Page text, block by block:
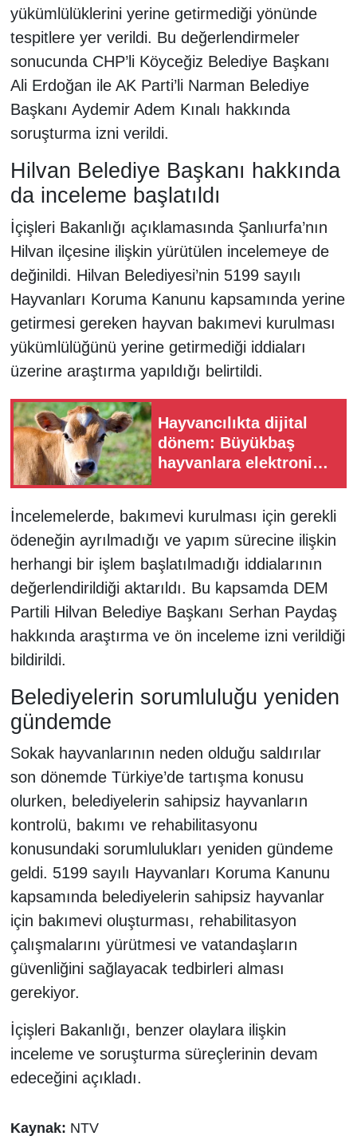
yükümlülüklerini yerine getirmediği yönünde
tespitlere yer verildi. Bu değerlendirmeler
sonucunda CHP’li Köyceğiz Belediye Başkanı
Ali Erdoğan ile AK Parti’li Narman Belediye
Başkanı Aydemir Adem Kınalı hakkında
soruşturma izni verildi.
Hilvan Belediye Başkanı hakkında
da inceleme başlatıldı
İçişleri Bakanlığı açıklamasında Şanlıurfa’nın
Hilvan ilçesine ilişkin yürütülen incelemeye de
değinildi. Hilvan Belediyesi’nin 5199 sayılı
Hayvanları Koruma Kanunu kapsamında yerine
getirmesi gereken hayvan bakımevi kurulması
yükümlülüğünü yerine getirmediği iddiaları
üzerine araştırma yapıldığı belirtildi.
Hayvancılıkta dijital
dönem: Büyükbaş
hayvanlara elektronik
İncelemelerde, bakımevi kurulması için gerekli
ödeneğin ayrılmadığı ve yapım sürecine ilişkin
herhangi bir işlem başlatılmadığı iddialarının
değerlendirildiği aktarıldı. Bu kapsamda DEM
Partili Hilvan Belediye Başkanı Serhan Paydaş
hakkında araştırma ve ön inceleme izni verildiği
bildirildi.
Belediyelerin sorumluluğu yeniden
gündemde
Sokak hayvanlarının neden olduğu saldırılar
son dönemde Türkiye’de tartışma konusu
olurken, belediyelerin sahipsiz hayvanların
kontrolü, bakımı ve rehabilitasyonu
konusundaki sorumlulukları yeniden gündeme
geldi. 5199 sayılı Hayvanları Koruma Kanunu
kapsamında belediyelerin sahipsiz hayvanlar
için bakımevi oluşturması, rehabilitasyon
çalışmalarını yürütmesi ve vatandaşların
güvenliğini sağlayacak tedbirleri alması
gerekiyor.
İçişleri Bakanlığı, benzer olaylara ilişkin
inceleme ve soruşturma süreçlerinin devam
edeceğini açıkladı.
Kaynak: NTV